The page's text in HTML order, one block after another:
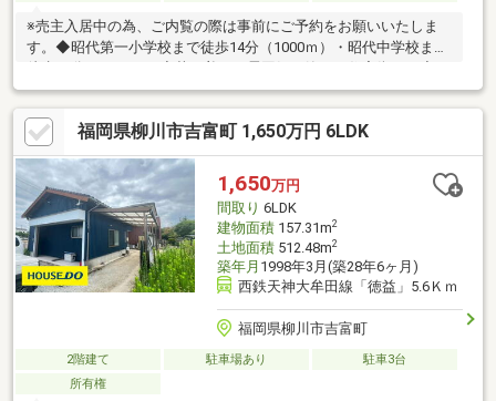
※売主入居中の為、ご内覧の際は事前にご予約をお願いいたしま
す。◆昭代第一小学校まで徒歩14分（1000ｍ）・昭代中学校まで
徒歩22分（1600ｍ）◆落ち着いた雰囲気の静かな住宅街です◆お
車4～5台駐車可能です
福岡県柳川市吉富町 1,650万円 6LDK
1,650万円
間取り 6LDK
建物面積157.31m2
土地面積512.48m2
築年月 1998年3月(築28年6ヶ月)
西鉄天神大牟田線「徳益」5.6Ｋｍ
福岡県柳川市吉富町
2階建て 駐車場あり
駐車3台
所有権